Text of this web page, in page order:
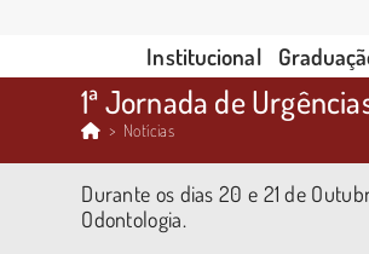
Institucional
1ª Jornada de
> Notícias
Durante os dias 20 e 21 de
Odontologia.